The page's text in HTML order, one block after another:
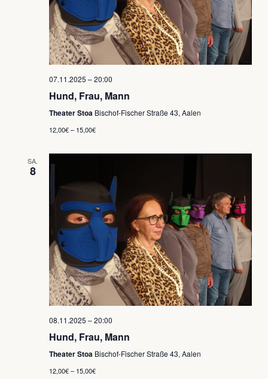
07.11.2025 – 20:00
Hund, Frau, Mann
Theater Stoa Bischof-Fischer Straße 43, Aalen
12,00€ – 15,00€
SA.
8
08.11.2025 – 20:00
Hund, Frau, Mann
Theater Stoa Bischof-Fischer Straße 43, Aalen
12,00€ – 15,00€